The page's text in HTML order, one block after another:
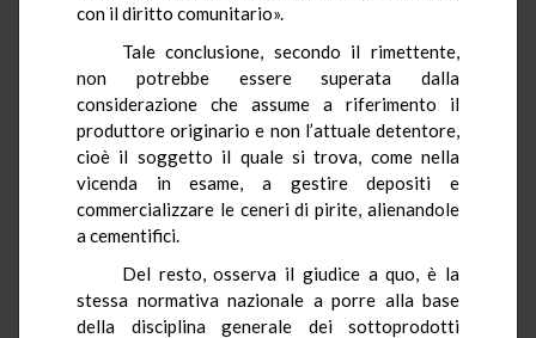
con il diritto comunitario».
Tale conclusione, secondo il rimettente,
non potrebbe essere superata dalla
considerazione che assume a riferimento il
produttore originario e non l’attuale detentore,
cioè il soggetto il quale si trova, come nella
vicenda in esame, a gestire depositi e
commercializzare le ceneri di pirite, alienandole
a cementifici.
Del resto, osserva il giudice a quo, è la
stessa normativa nazionale a porre alla base
della disciplina generale dei sottoprodotti